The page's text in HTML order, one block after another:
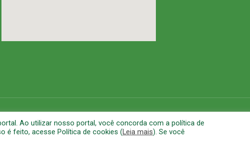
Ao utilizar nosso portal, você concorda com a política de
é feito, acesse Política de cookies (Leia mais). Se você